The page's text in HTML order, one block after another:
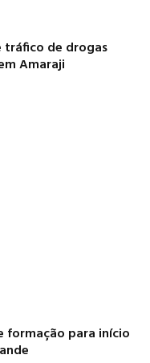
tráfico de drogas
Amaraji
formação para início